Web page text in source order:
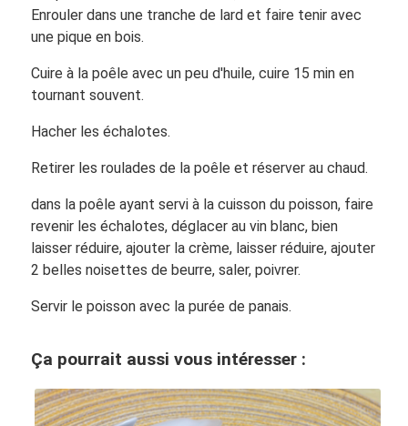
Enrouler dans une tranche de lard et faire tenir avec
une pique en bois.
Cuire à la poêle avec un peu d'huile, cuire 15 min en
tournant souvent.
Hacher les échalotes.
Retirer les roulades de la poêle et réserver au chaud.
dans la poêle ayant servi à la cuisson du poisson, faire
revenir les échalotes, déglacer au vin blanc, bien
laisser réduire, ajouter la crème, laisser réduire, ajouter
2 belles noisettes de beurre, saler, poivrer.
Servir le poisson avec la purée de panais.
Ça pourrait aussi vous intéresser :